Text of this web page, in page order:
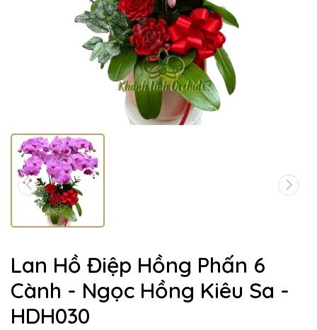
Lan Hồ Điệp Hồng Phấn 6
Cành - Ngọc Hồng Kiêu Sa -
HDH030